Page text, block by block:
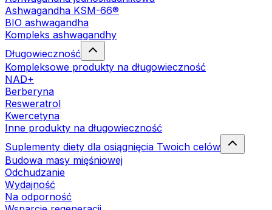
Ashwagandha KSM-66®
BIO ashwagandha
Kompleks ashwagandhy
Długowieczność
Kompleksowe produkty na długowieczność
NAD+
Berberyna
Resweratrol
Kwercetyna
Inne produkty na długowieczność
Suplementy diety dla osiągnięcia Twoich celów
Budowa masy mięśniowej
Odchudzanie
Wydajność
Na odporność